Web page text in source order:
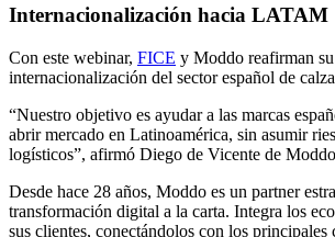
Internacionalización hacia LATAM
Con este webinar, FICE y Moddo reafirman
internacionalización del sector español de
“Nuestro objetivo es ayudar a las marcas
abrir mercado en Latinoamérica, sin asumir
logísticos”, afirmó Diego de Vicente de
Desde hace 28 años, Moddo es un partner
transformación digital a la carta. Integra los
sus clientes, conectándolos con los principales